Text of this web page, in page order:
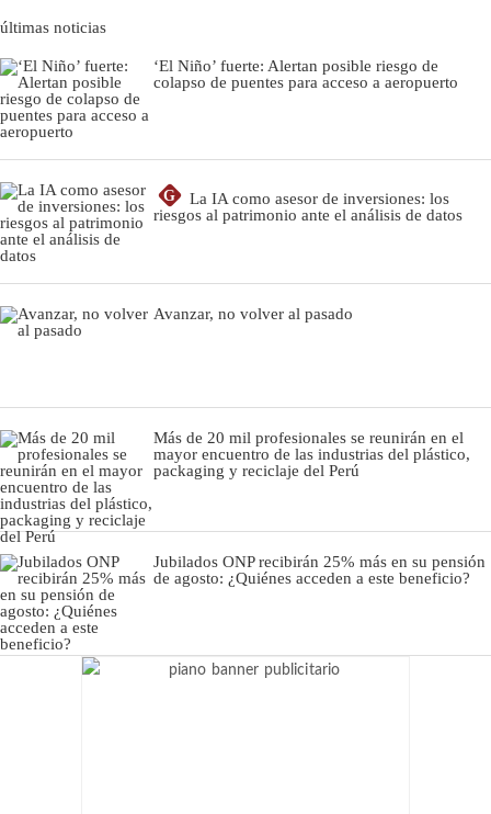
últimas noticias
‘El Niño’ fuerte: Alertan posible riesgo de
colapso de puentes para acceso a aeropuerto
G
La IA como asesor de inversiones: los
riesgos al patrimonio ante el análisis de datos
Avanzar, no volver al pasado
Más de 20 mil profesionales se reunirán en el
mayor encuentro de las industrias del plástico,
packaging y reciclaje del Perú
Jubilados ONP recibirán 25% más en su pensión
de agosto: ¿Quiénes acceden a este beneficio?